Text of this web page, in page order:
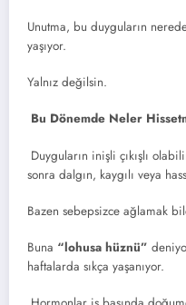
Unutma, bu duyguların
yaşıyor.
Yalnız değilsin.
Bu Dönemde Neler
Duyguların inişli çıkışlı
sonra dalgın, kaygılı veya
Bazen sebepsizce ağlamak
Buna “lohusa hüznü”
haftalarda sıkça yaşanıyor.